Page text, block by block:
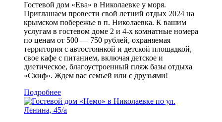
Гостевой дом «Ева» в Николаевке у моря.
Приглашаем провести свой летний отдых 2024 на
крымском побережье в п. Николаевка. К вашим
услугам в гостевом доме 2 и 4-х комнатные номера
по ценам от 500 — 750 рублей, охраняемая
территория с автостоянкой и детской площадкой,
свое кафе с питанием, включая детское и
диетическое, благоустроенный пляж базы отдыха
«Скиф». Ждем вас семьей или с друзьями!
Подробнее